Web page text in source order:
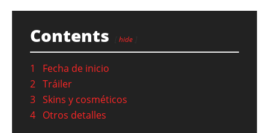
Contents hide
1
Fecha de inicio
2 Tráiler
3 Skins y cosméticos
4 Otros detalles